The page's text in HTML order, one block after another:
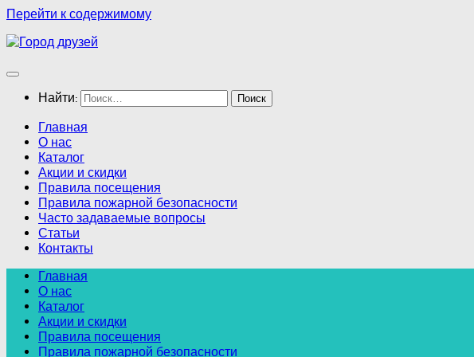
Перейти к содержимому
Найти:
Главная
О нас
Каталог
Акции и скидки
Правила посещения
Правила пожарной безопасности
Часто задаваемые вопросы
Статьи
Контакты
Главная
О нас
Каталог
Акции и скидки
Правила посещения
Правила пожарной безопасности